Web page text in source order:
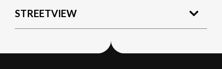
STREETVIEW